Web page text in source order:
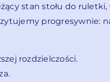
stan stołu do
progresywnie:
rozdzielczości.